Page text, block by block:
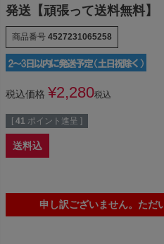
発送【頑張って送料無料】
商品番号 4527231065258
税込価格 ¥2,280税込
[ 41 ポイント進呈 ]
送料込
申し訳ございません。ただ